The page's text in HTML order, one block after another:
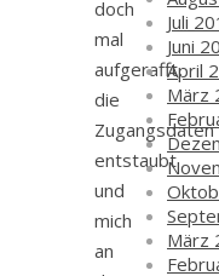
doch
mal
aufgerafft,
die
Zugangsdaten
entstaubt
und
mich
an
Juli
Juni
April
März
März